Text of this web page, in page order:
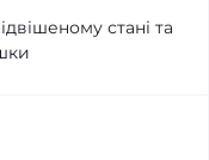
стані та